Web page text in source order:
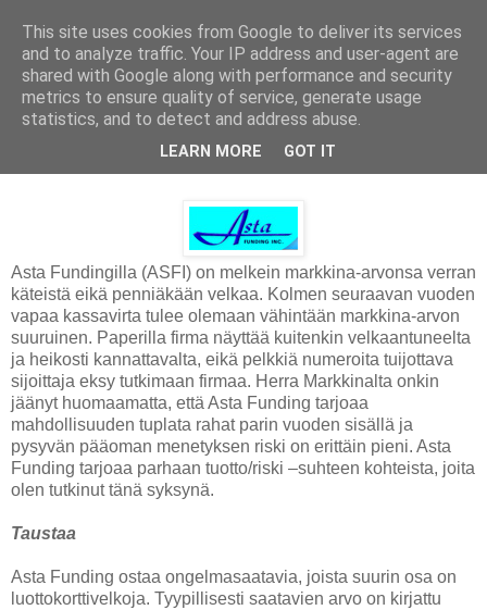
Asta Funding
Asta Fundingilla (ASFI) on melkein markkina-arvonsa verran
käteistä eikä penniäkään velkaa. Kolmen seuraavan vuoden
vapaa kassavirta tulee olemaan vähintään markkina-arvon
suuruinen. Paperilla firma näyttää kuitenkin velkaantuneelta
ja heikosti kannattavalta, eikä pelkkiä numeroita tuijottava
sijoittaja eksy tutkimaan firmaa. Herra Markkinalta onkin
jäänyt huomaamatta, että Asta Funding tarjoaa
mahdollisuuden tuplata rahat parin vuoden sisällä ja
pysyvän pääoman menetyksen riski on erittäin pieni. Asta
Funding tarjoaa parhaan tuotto/riski –suhteen kohteista, joita
olen tutkinut tänä syksynä.
Taustaa
Asta Funding ostaa ongelmasaatavia, joista suurin osa on
luottokorttivelkoja. Tyypillisesti saatavien arvo on kirjattu
This site uses cookies from Google to deliver its services
and to analyze traffic. Your IP address and user-agent are
shared with Google along with performance and security
metrics to ensure quality of service, generate usage
statistics, and to detect and address abuse.
LEARN MORE GOT IT